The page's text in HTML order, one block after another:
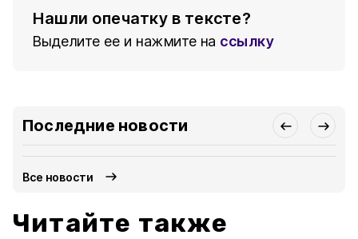
Нашли опечатку в тексте?
Выделите ее и нажмите на ссылку
Последние новости
Все новости
Читайте также